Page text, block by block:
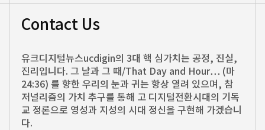
Contact Us
유크디지털뉴스ucdigin의 3대 핵 심가치는 공정, 진실,
진리입니다. 그 날과 그 때/That Day and Hour… (마
24:36) 를 향한 우리의 눈과 귀는 항상 열려 있으며, 참
저널리즘의 가치 추구를 통해 고 디지털전환시대의 기독
교 정론으로 영성과 지성의 시대 정신을 구현해 가겠습니
다.